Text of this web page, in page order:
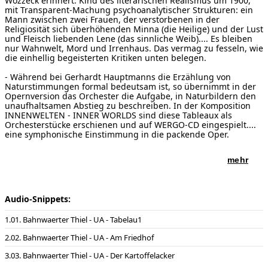
Audio-Snippets:
01. Bahnwaerter Thiel - UA - Tabelau1
02. Bahnwaerter Thiel - UA - Am Friedhof
03. Bahnwaerter Thiel - UA - Der Kartoffelacker
mit Transparent-Machung psychoanalytischer Strukturen: ein
Mann zwischen zwei Frauen, der verstorbenen in der
Religiosität sich überhöhenden Minna (die Heilige) und der Lust
und Fleisch liebenden Lene (das sinnliche Weib).... Es bleiben
nur Wahnwelt, Mord und Irrenhaus. Das vermag zu fesseln, wie
die einhellig begeisterten Kritiken unten belegen.
- Während bei Gerhardt Hauptmanns die Erzählung von
Naturstimmungen formal bedeutsam ist, so übernimmt in der
Opernversion das Orchester die Aufgabe, in Naturbildern den
unaufhaltsamen Abstieg zu beschreiben. In der Komposition
INNENWELTEN - INNER WORLDS sind diese Tableaux als
Orchesterstücke erschienen und auf WERGO-CD eingespielt....
eine symphonische Einstimmung in die packende Oper.
I/1: Am Friedhof. Minna wird beerdigt (Tutti)
I/2: Im Dorf. Thiel und Tobias (Thiel, Tobias, Chor)
I/3: Lene packt sich Thiele (Thiel, Lene, Minna)
Tableau symphonique Nr. 2 ("Zeit vergeht in der Natur")
2. Bild:
II/1: Thiel beim Pfarrer (Pfarrer,Thiel,Chor)
mehr